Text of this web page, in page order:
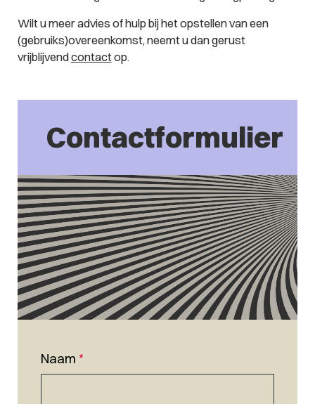
Wilt u meer advies of hulp bij het opstellen van een
(gebruiks)overeenkomst, neemt u dan gerust
vrijblijvendcontactop.
Contactformulier
Naam *